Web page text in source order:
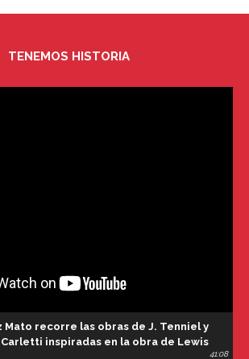
TENEMOS HISTORIA
Mato recorre las obras de J. Tenniel y
inspiradas en la obra de Lewis
41:08